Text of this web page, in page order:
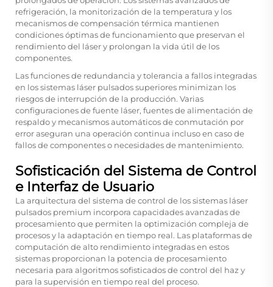
refrigeración, la monitorización de la temperatura y los
mecanismos de compensación térmica mantienen
condiciones óptimas de funcionamiento que preservan el
rendimiento del láser y prolongan la vida útil de los
componentes.
Las funciones de redundancia y tolerancia a fallos integradas
en los sistemas láser pulsados superiores minimizan los
riesgos de interrupción de la producción. Varias
configuraciones de fuente láser, fuentes de alimentación de
respaldo y mecanismos automáticos de conmutación por
error aseguran una operación continua incluso en caso de
fallos de componentes o necesidades de mantenimiento.
Sofisticación del Sistema de Control
e Interfaz de Usuario
La arquitectura del sistema de control de los sistemas láser
pulsados premium incorpora capacidades avanzadas de
procesamiento que permiten la optimización compleja de
procesos y la adaptación en tiempo real. Las plataformas de
computación de alto rendimiento integradas en estos
sistemas proporcionan la potencia de procesamiento
necesaria para algoritmos sofisticados de control del haz y
para la supervisión en tiempo real del proceso.